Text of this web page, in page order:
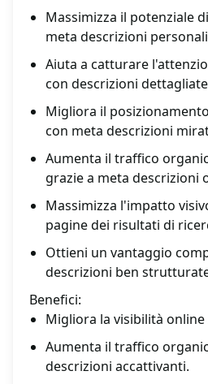
Massimizza il potenziale
meta descrizioni
Aiuta a catturare
con descrizioni
Migliora il
con meta descrizioni
Aumenta il traffico
grazie a meta descrizioni
Massimizza l'impatto
pagine dei risultati di
Ottieni un vantaggio
descrizioni ben
Benefici:
Migliora la visibilità
Aumenta il traffico
descrizioni accattivanti.